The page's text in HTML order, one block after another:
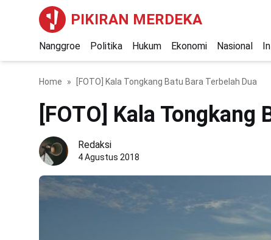
PIKIRAN MERDEKA
Nanggroe Politika Hukum Ekonomi Nasional
Home [FOTO] Kala Tongkang Batu Bara Terbelah Dua
[FOTO] Kala Tongkang
Redaksi
4 Agustus 2018